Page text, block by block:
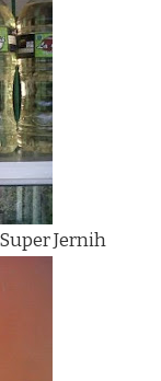
Jernih